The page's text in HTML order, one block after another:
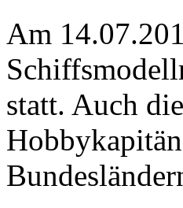
Am
statt. Auch